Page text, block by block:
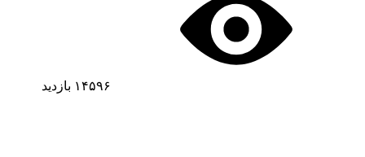
۱۴۵۹۶ بازدید